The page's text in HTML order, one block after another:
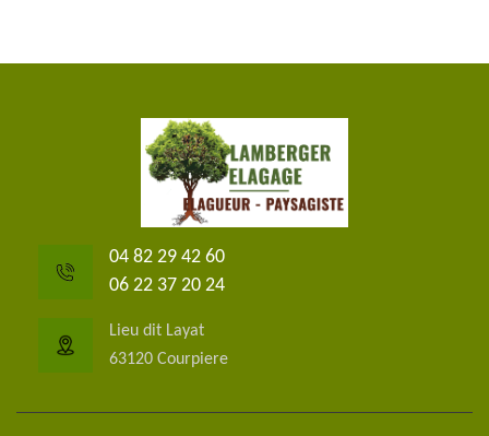
04 82 29 42 60
06 22 37 20 24
Lieu dit Layat
63120 Courpiere